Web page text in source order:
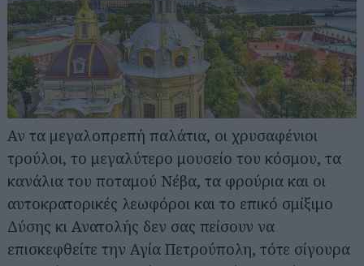
Αν τα μεγαλοπρεπή παλάτια, οι χρυσαφένιοι
τρούλοι, το μεγαλύτερο μουσείο του κόσμου, τα
κανάλια του ποταμού Νέβα, τα φρούρια και οι
αυτοκρατορικές λεωφόροι και το επικό σμίξιμο
Δύσης κι Ανατολής δεν σας πείσουν να
επισκεφθείτε την Αγία Πετρούπολη, τότε σίγουρα